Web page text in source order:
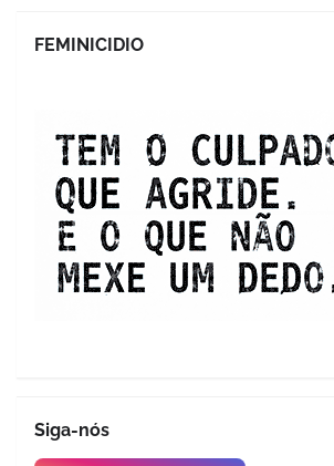
FEMINICIDIO
Siga-nós